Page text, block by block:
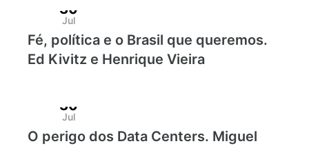
30
Jul
Fé, política e o Brasil que queremos.
Ed Kivitz e Henrique Vieira
30
Jul
O perigo dos Data Centers. Miguel